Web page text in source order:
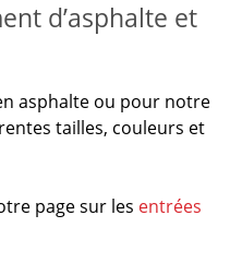
d’asphalte et
asphalte ou pour notre
tailles, couleurs et
page sur les entrées